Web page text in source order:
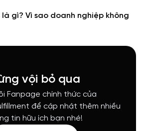
là gì? Vì sao doanh nghiệp không
vội bỏ qua
Fanpage chính thức của
để cập nhật thêm nhiều
tin hữu ích bạn nhé!